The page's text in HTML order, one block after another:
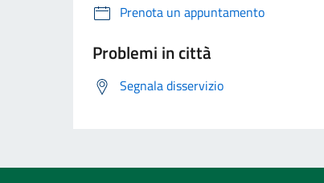
Prenota un appuntamento
Problemi in città
Segnala disservizio